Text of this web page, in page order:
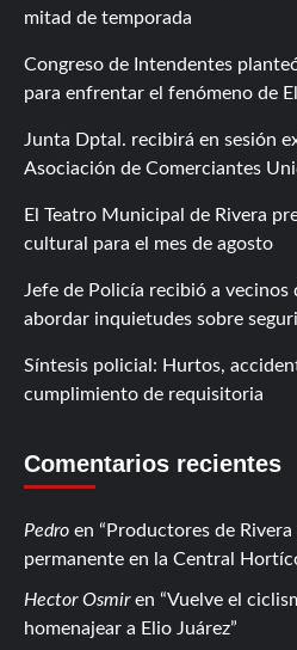
mitad de temporada
Congreso de Intendentes
para enfrentar el fenómeno de
Junta Dptal. recibirá en sesión
Asociación de Comerciantes
El Teatro Municipal de Rivera
cultural para el mes de agosto
Jefe de Policía recibió a vecinos
abordar inquietudes sobre
Síntesis policial: Hurtos,
cumplimiento de requisitoria
Comentarios recientes
Pedro en
Productores de
permanente en la Central
Hector Osmiren
Vuelve el
homenajear a Elio Juárez